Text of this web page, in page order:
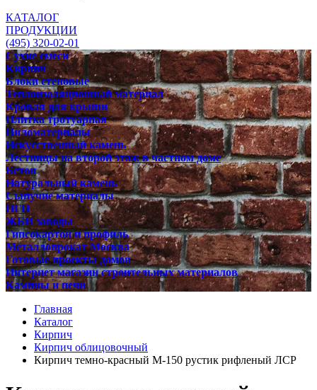
КАТАЛОГ
ПРОДУКЦИИ
(495) 320-02-01
Сухие смеси
Кирпич
Блоки стеновые
Теплоизоляционный материал
Кровля для крыши
Плитка тротуарная
Пиломатериалы
Искусственный камень
Лестницы на второй этаж в частном доме
Бетон
Натуральный камень
Сыпучие материалы
ПГП
ЖБИ заводы
Гипсокартон и профиль
Металлопрокат Москва
Готовые проекты домов
Интернет магазин строительных материалов
Камины и печи
Главная
Каталог
Кирпич
Кирпич облицовочный
Кирпич темно-красный М-150 рустик рифленый ЛСР